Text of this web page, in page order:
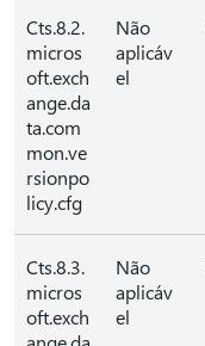
Cts.8.2.
micros
oft.exch
ange.da
ta.com
mon.ve
rsionpo
licy.cfg
Não
aplicáv
el
Cts.8.3.
micros
oft.exch
Não
aplicáv
el